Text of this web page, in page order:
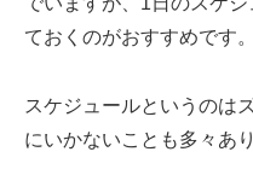
ておくのがおすすめです。
スケジュールというのは
にいかないことも多々あり